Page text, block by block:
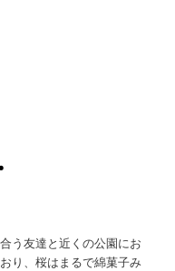
う友達と近くの公園にお
り、桜はまるで綿菓子み